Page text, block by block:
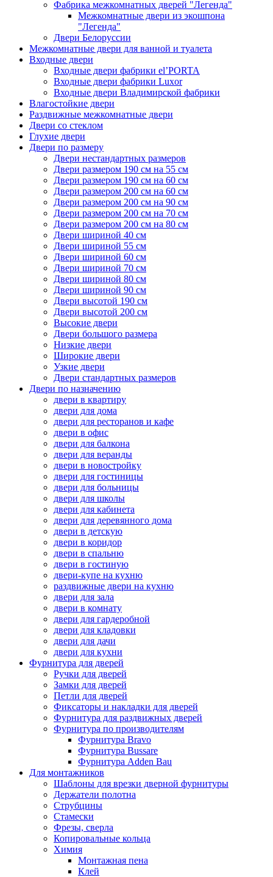
Фабрика межкомнатных дверей "Легенда"
Межкомнатные двери из экошпона
"Легенда"
Двери Белоруссии
Межкомнатные двери для ванной и туалета
Входные двери
Входные двери фабрики el’PORTA
Входные двери фабрики Luxor
Входные двери Владимирской фабрики
Влагостойкие двери
Раздвижные межкомнатные двери
Двери со стеклом
Глухие двери
Двери по размеру
Двери нестандартных размеров
Двери размером 190 см на 55 см
Двери размером 190 см на 60 см
Двери размером 200 см на 60 см
Двери размером 200 см на 90 см
Двери размером 200 см на 70 см
Двери размером 200 см на 80 см
Двери шириной 40 см
Двери шириной 55 см
Двери шириной 60 см
Двери шириной 70 см
Двери шириной 80 см
Двери шириной 90 см
Двери высотой 190 см
Двери высотой 200 см
Высокие двери
Двери большого размера
Низкие двери
Широкие двери
Узкие двери
Двери стандартных размеров
Двери по назначению
двери в квартиру
двери для дома
двери для ресторанов и кафе
двери в офис
двери для балкона
двери для веранды
двери в новостройку
двери для гостиницы
двери для больницы
двери для школы
двери для кабинета
двери для деревянного дома
двери в детскую
двери в коридор
двери в спальню
двери в гостиную
двери-купе на кухню
раздвижные двери на кухню
двери для зала
двери в комнату
двери для гардеробной
двери для кладовки
двери для дачи
двери для кухни
Фурнитура для дверей
Ручки для дверей
Замки для дверей
Петли для дверей
Фиксаторы и накладки для дверей
Фурнитура для раздвижных дверей
Фурнитура по производителям
Фурнитура Bravo
Фурнитура Bussare
Фурнитура Adden Bau
Для монтажников
Шаблоны для врезки дверной фурнитуры
Держатели полотна
Струбцины
Стамески
Фрезы, сверла
Копировальные кольца
Химия
Монтажная пена
Клей